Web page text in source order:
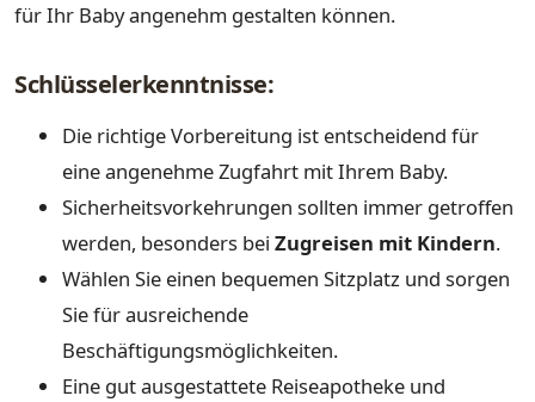
für Ihr Baby angenehm gestalten können.
Schlüsselerkenntnisse:
Die richtige Vorbereitung ist entscheidend für
eine angenehme Zugfahrt mit Ihrem Baby.
Sicherheitsvorkehrungen sollten immer getroffen
werden, besonders bei Zugreisen mit Kindern.
Wählen Sie einen bequemen Sitzplatz und sorgen
Sie für ausreichende
Beschäftigungsmöglichkeiten.
Eine gut ausgestattete Reiseapotheke und